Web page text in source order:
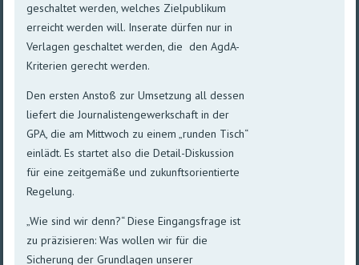
geschaltet werden, welches Zielpublikum
erreicht werden will. Inserate dürfen nur in
Verlagen geschaltet werden, die den AgdA-
Kriterien gerecht werden.
Den ersten Anstoß zur Umsetzung all dessen
liefert die Journalistengewerkschaft in der
GPA, die am Mittwoch zu einem „runden Tisch“
einlädt. Es startet also die Detail-Diskussion
für eine zeitgemäße und zukunftsorientierte
Regelung.
„Wie sind wir denn?“ Diese Eingangsfrage ist
zu präzisieren: Was wollen wir für die
Sicherung der Grundlagen unserer